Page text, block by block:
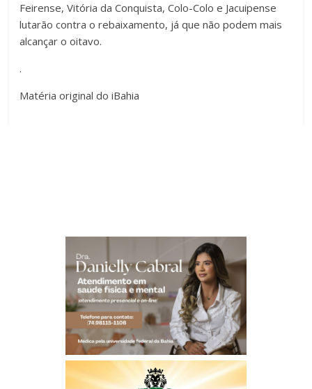
Feirense, Vitória da Conquista, Colo-Colo e Jacuipense
lutarão contra o rebaixamento, já que não podem mais
alcançar o oitavo.
.
Matéria original do iBahia